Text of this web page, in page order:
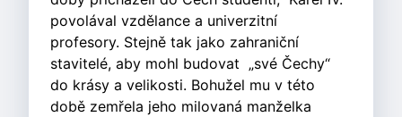
povolával vzdělance a univerzitní
profesory. Stejně tak jako zahraniční
stavitelé, aby mohl budovat „své Čechy“
do krásy a velikosti. Bohužel mu v této
době zemřela jeho milovaná manželka